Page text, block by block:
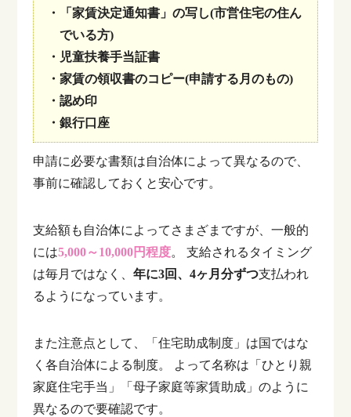
・「家賃決定通知書」の写し(市営住宅の住ん
でいる方)
・児童扶養手当証書
・家賃の領収書のコピー(申請する月のもの)
・認め印
・銀行口座
申請に必要な書類は自治体によって異なるので、
事前に確認しておくと安心です。
支給額も自治体によってさまざまですが、一般的
には5,000～10,000円程度。
支給されるタイミング
は毎月ではなく、年に3回、4ヶ月分ずつ支払われ
るようになっています。
また注意点として、「住宅助成制度」は国ではな
く各自治体による制度。
よって名称は「ひとり親
家庭住宅手当」「母子家庭等家賃助成」のように
異なるので要確認です。